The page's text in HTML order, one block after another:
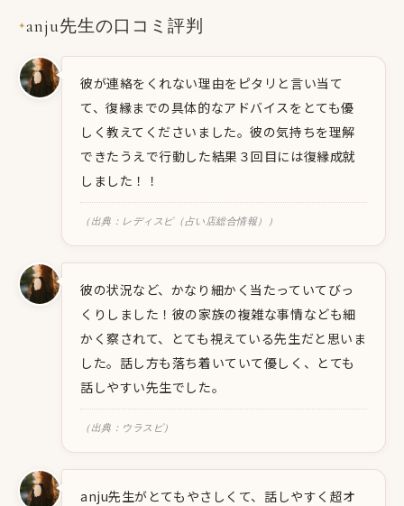
✦anju先生の口コミ評判
彼が連絡をくれない理由をピタリと言い当て
て、復縁までの具体的なアドバイスをとても優
しく教えてくださいました。彼の気持ちを理解
できたうえで行動した結果３回目には復縁成就
しました！！
（出典：レディスピ（占い店総合情報））
彼の状況など、かなり細かく当たっていてびっ
くりしました！彼の家族の複雑な事情なども細
かく察されて、とても視えている先生だと思いま
した。話し方も落ち着いていて優しく、とても
話しやすい先生でした。
（出典：ウラスピ）
anju先生がとてもやさしくて、話しやすく超オ